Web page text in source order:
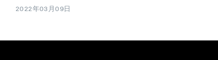
2022年03月09日